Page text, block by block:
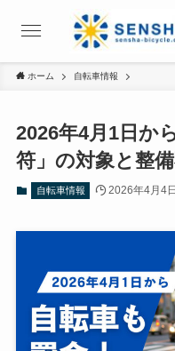
ホーム 自転車情報
2026年4月1日か
符」の対象と整
自転車情報 2026年4月4日